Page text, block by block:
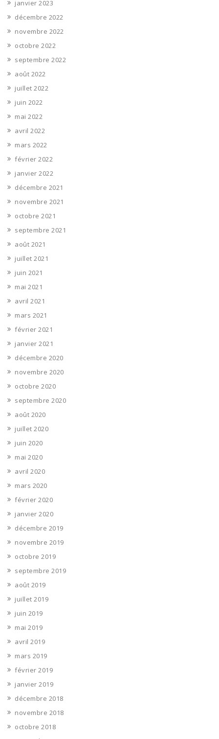
janvier 2023
décembre 2022
novembre 2022
octobre 2022
septembre 2022
août 2022
juillet 2022
juin 2022
mai 2022
avril 2022
mars 2022
février 2022
janvier 2022
décembre 2021
novembre 2021
octobre 2021
septembre 2021
août 2021
juillet 2021
juin 2021
mai 2021
avril 2021
mars 2021
février 2021
janvier 2021
décembre 2020
novembre 2020
octobre 2020
septembre 2020
août 2020
juillet 2020
juin 2020
mai 2020
avril 2020
mars 2020
février 2020
janvier 2020
décembre 2019
novembre 2019
octobre 2019
septembre 2019
août 2019
juillet 2019
juin 2019
mai 2019
avril 2019
mars 2019
février 2019
janvier 2019
décembre 2018
novembre 2018
octobre 2018